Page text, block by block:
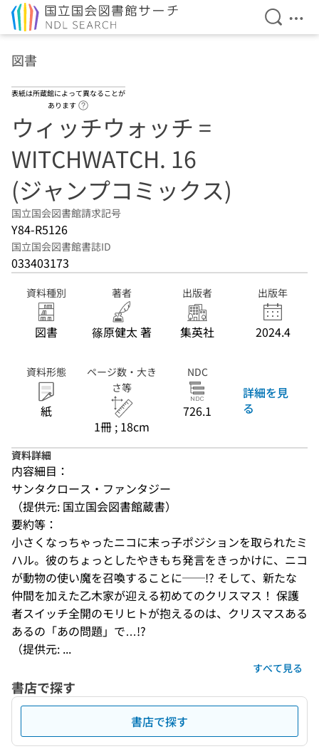
検索を
メ
図書
表紙は所蔵館によって異なることが
あります
ウィッチウォッチ =
WITCHWATCH. 16
(ジャンプコミックス)
国立国会図書館請求記号
Y84-R5126
国立国会図書館書誌ID
033403173
資料種別
図書
著者
篠原健太 著
出版者
集英社
出版年
2024.4
資料形態
紙
ページ数・大き
さ等
1冊 ; 18cm
NDC
726.1
詳細を見
る
資料詳細
内容細目：
サンタクロース・ファンタジー
（提供元: 国立国会図書館蔵書）
要約等：
小さくなっちゃったニコに末っ子ポジションを取られたミ
ハル。彼のちょっとしたやきもち発言をきっかけに、ニコ
が動物の使い魔を召喚することに──!? そして、新たな
仲間を加えた乙木家が迎える初めてのクリスマス！ 保護
者スイッチ全開のモリヒトが抱えるのは、クリスマスある
あるの「あの問題」で…!?
（提供元: ...
すべて見る
書店で探す
書店で探す